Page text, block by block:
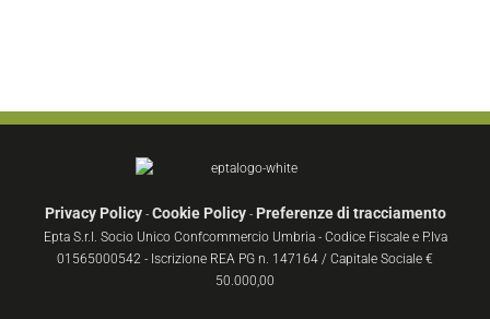
Privacy Policy- Cookie Policy- Preferenze di tracciamento
Epta S.r.l. Socio Unico Confcommercio Umbria - Codice Fiscale e P.Iva
01565000542 - Iscrizione REA PG n. 147164 / Capitale Sociale €
50.000,00